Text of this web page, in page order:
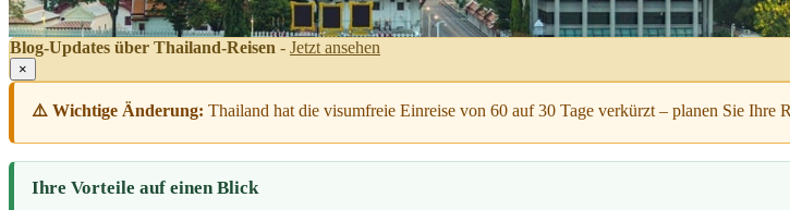
Blog-Updates über Thailand-Reisen - Jetzt ansehen
×
⚠️ Wichtige Änderung: Thailand hat die visumfreie Einreise von 60 auf 30 Tage verkürzt – planen Sie Ihre
Ihre Vorteile auf einen Blick